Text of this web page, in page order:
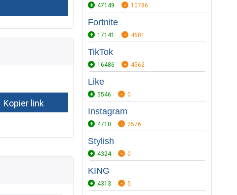
47149 10786
Fortnite
17141 4681
TikTok
16486 4562
Like
5546 0
Instagram
4710 2576
Stylish
4324 0
KING
4313 5